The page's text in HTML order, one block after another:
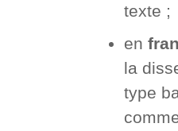
texte ;
en
la
type